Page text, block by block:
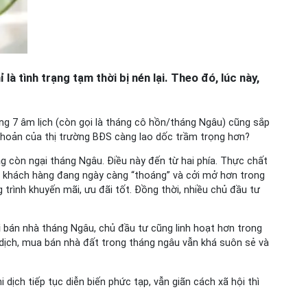
tình trạng tạm thời bị nén lại. Theo đó, lúc này,
7 âm lịch (còn gọi là tháng cô hồn/tháng Ngâu) cũng sắp
của thị trường BĐS càng lao dốc trầm trọng hơn?
còn ngại tháng Ngâu. Điều này đến từ hai phía. Thực chất
hàng đang ngày càng “thoáng” và cởi mở hơn trong
khuyến mãi, ưu đãi tốt. Đồng thời, nhiều chủ đầu tư
nhà tháng Ngâu, chủ đầu tư cũng linh hoạt hơn trong
mua bán nhà đất trong tháng ngâu vẫn khá suôn sẻ và
dịch tiếp tục diễn biến phức tạp, vẫn giãn cách xã hội thì